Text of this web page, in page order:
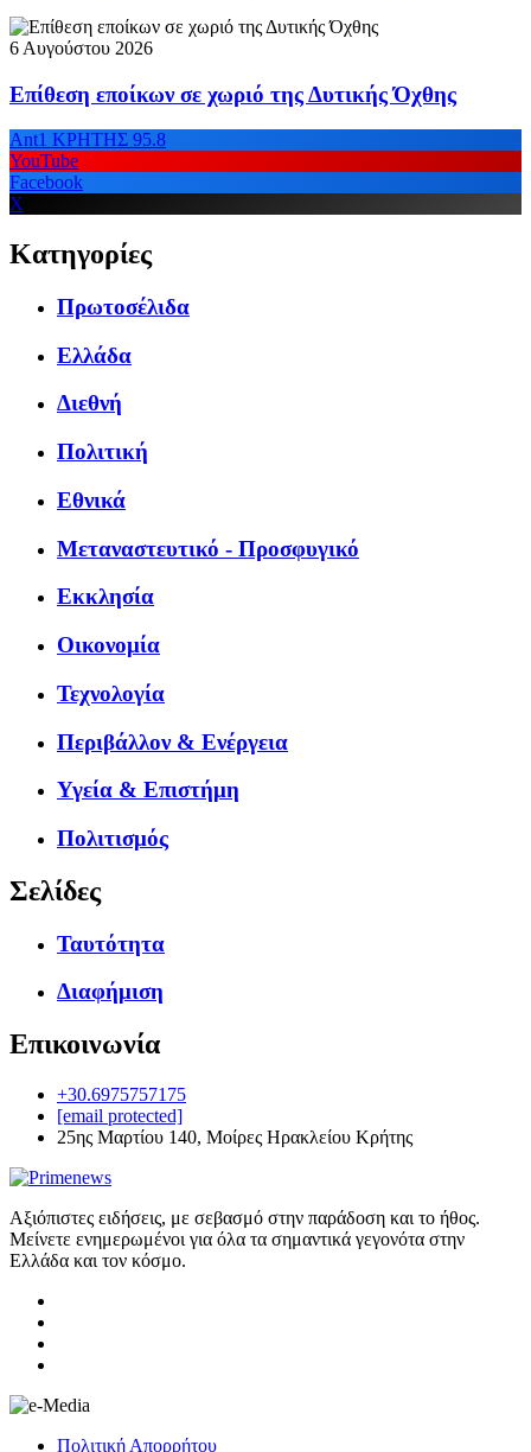
6 Αυγούστου 2026
Επίθεση εποίκων σε χωριό της Δυτικής Όχθης
Ant1 ΚΡΗΤΗΣ 95.8
YouTube
Facebook
X
Κατηγορίες
Πρωτοσέλιδα
Ελλάδα
Διεθνή
Πολιτική
Εθνικά
Μεταναστευτικό - Προσφυγικό
Εκκλησία
Οικονομία
Τεχνολογία
Περιβάλλον & Ενέργεια
Υγεία & Επιστήμη
Πολιτισμός
Σελίδες
Ταυτότητα
Διαφήμιση
Επικοινωνία
+30.6975757175
[email protected]
25ης Μαρτίου 140, Μοίρες Ηρακλείου Κρήτης
Αξιόπιστες ειδήσεις, με σεβασμό στην παράδοση και το ήθος.
Μείνετε ενημερωμένοι για όλα τα σημαντικά γεγονότα στην
Ελλάδα και τον κόσμο.
Πολιτική Απορρήτου